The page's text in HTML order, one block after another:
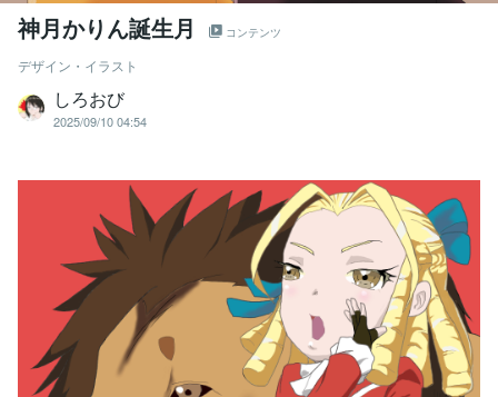
神月かりん誕生月 コンテンツ
デザイン・イラスト
しろおび
2025/09/10 04:54